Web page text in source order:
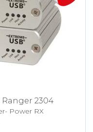
2304
Power RX